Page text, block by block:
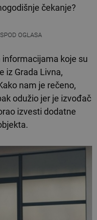
čekanje?
OGLASA
koje su
iz Grada Livna,
nam je rečeno,
odužio jer je izvođač
izvesti dodatne